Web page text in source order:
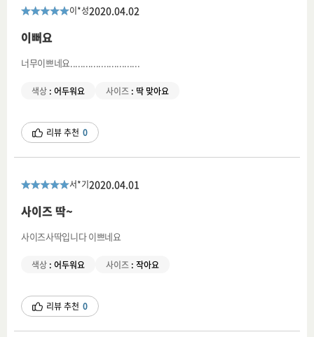
이*성2020.04.02
이뻐요
너무이쁘네요...........................
색상 : 어두워요 사이즈 : 딱 맞아요
리뷰 추천 0
서*기2020.04.01
사이즈 딱~
사이즈사딱입니다 이쁘네요
색상 : 어두워요 사이즈 : 작아요
리뷰 추천 0